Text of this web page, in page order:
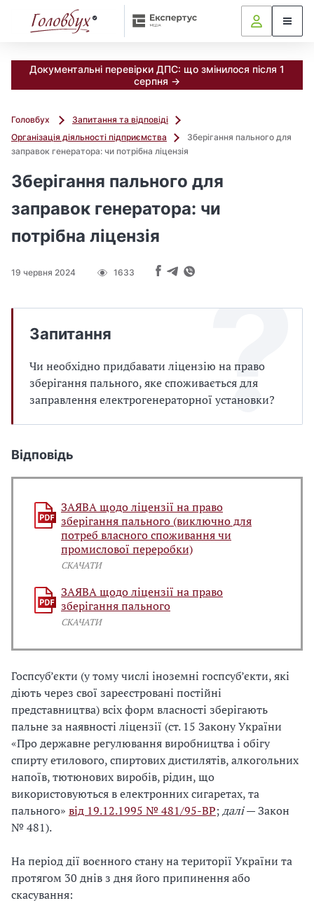
Документальні перевірки ДПС: що змінилося після 1
серпня →
Головбух
Запитання та відповіді
Організація діяльності підприємства
Зберігання пального для
заправок генератора: чи потрібна ліцензія
Зберігання пального для
заправок генератора: чи
потрібна ліцензія
19 червня 2024 1633
Запитання
Чи необхідно придбавати ліцензію на право
зберігання пального, яке споживається для
заправлення електрогенераторної установки?
Відповідь
ЗАЯВА щодо ліцензії на право
зберігання пального (виключно для
потреб власного споживання чи
промислової переробки)
СКАЧАТИ
ЗАЯВА щодо ліцензії на право
зберігання пального
СКАЧАТИ
Госпсуб’єкти (у тому числі іноземні госпсуб’єкти, які
діють через свої зареєстровані постійні
представництва) всіх форм власності зберігають
пальне за наявності ліцензії (ст. 15 Закону України
«Про державне регулювання виробництва і обігу
спирту етилового, спиртових дистилятів, алкогольних
напоїв, тютюнових виробів, рідин, що
використовуються в електронних сигаретах, та
пального» від 19.12.1995 № 481/95-BP;далі— Закон
№ 481).
На період дії воєнного стану на території України та
протягом 30 днів з дня його припинення або
скасування: